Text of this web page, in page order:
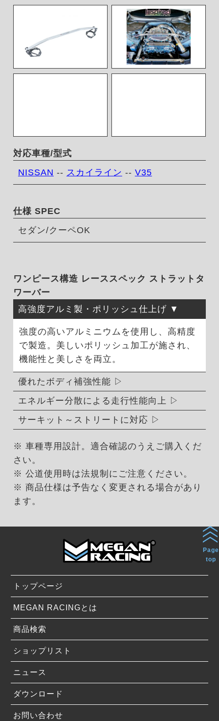
対応車種/型式
NISSAN -- スカイライン -- V35
仕様 SPEC
セダン/クーペOK
ワンピース構造 レーススペック ストラットタ
ワーバー
高強度アルミ製・ポリッシュ仕上げ
強度の高いアルミニウムを使用し、高精度
で製造。美しいポリッシュ加工が施され、
機能性と美しさを両立。
優れたボディ補強性能
エネルギー分散による走行性能向上
サーキット～ストリートに対応
※ 車種専用設計。適合確認のうえご購入くだ
さい。
※ 公道使用時は法規制にご注意ください。
※ 商品仕様は予告なく変更される場合があり
ます。
トップページ
MEGAN RACINGとは
商品検索
ショップリスト
ニュース
ダウンロード
お問い合わせ
Page
top